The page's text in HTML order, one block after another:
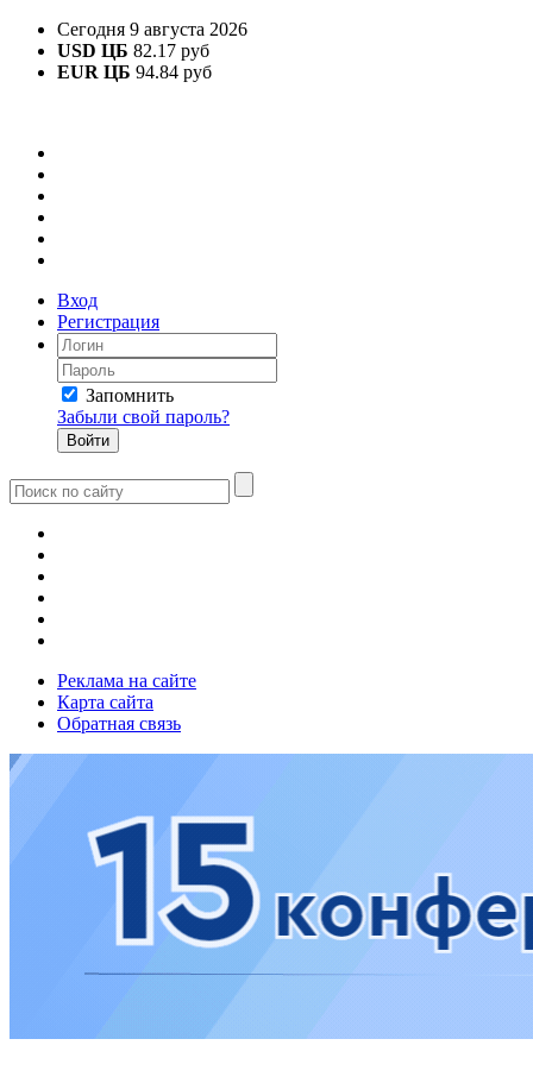
Сегодня 9 августа 2026
USD ЦБ 82.17 руб
EUR ЦБ 94.84 руб
Вход
Регистрация
Запомнить
Забыли свой пароль?
Реклама на сайте
Карта сайта
Обратная связь